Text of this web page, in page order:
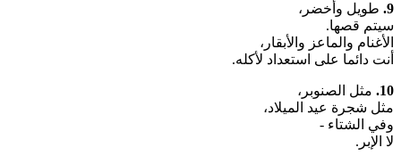
9. طويل وأخضر،
سيتم قصها.
الأغنام والماعز والأبقار،
أنت دائما على استعداد لأكله.
10. مثل الصنوبر،
مثل شجرة عيد الميلاد،
وفي الشتاء -
لا الإبر.